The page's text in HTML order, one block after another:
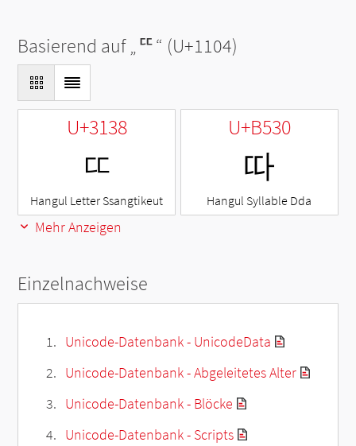
Basierend auf „ᄄ“ (U+1104)
U+3138
ㄸ
Hangul Letter Ssangtikeut
U+B530
따
Hangul Syllable Dda
Mehr Anzeigen
Einzelnachweise
Unicode-Datenbank - UnicodeData
Unicode-Datenbank - Abgeleitetes Alter
Unicode-Datenbank - Blöcke
Unicode-Datenbank - Scripts